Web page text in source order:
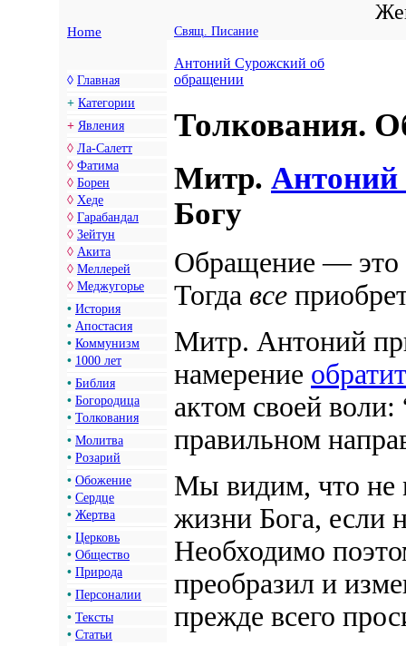
Home Свящ. Писание
◊ Главная
+ Категории
+ Явления
◊ Ла-Салетт
◊ Фатима
◊ Борен
◊ Хеде
◊ Гарабандал
◊ Зейтун
◊ Акита
◊ Меллерей
◊ Меджугорье
• История
• Апостасия
• Коммунизм
• 1000 лет
• Библия
• Богородица
• Толкования
• Молитва
• Розарий
• Обожение
• Сердце
• Жертва
• Церковь
• Общество
• Природа
• Персоналии
• Тексты
• Статьи
Антоний Сурожский об
обращении
Толкования.
Митр. Антоний
Богу
Обращение — это
Тогда все
Митр. Антоний
намерение
актом своей воли:
правильном
Мы видим, что не
жизни Бога, если
Необходимо
преобразил и
прежде всего